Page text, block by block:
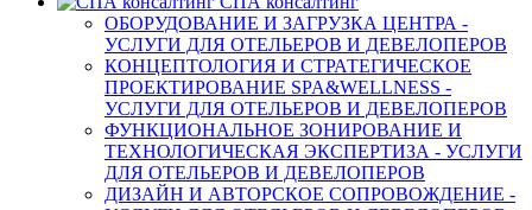
ОБОРУДОВАНИЕ И ЗАГРУЗКА ЦЕНТРА -
УСЛУГИ ДЛЯ ОТЕЛЬЕРОВ И ДЕВЕЛОПЕРОВ
КОНЦЕПТОЛОГИЯ И СТРАТЕГИЧЕСКОЕ
ПРОЕКТИРОВАНИЕ SPA&WELLNESS -
УСЛУГИ ДЛЯ ОТЕЛЬЕРОВ И ДЕВЕЛОПЕРОВ
ФУНКЦИОНАЛЬНОЕ ЗОНИРОВАНИЕ И
ТЕХНОЛОГИЧЕСКАЯ ЭКСПЕРТИЗА - УСЛУГИ
ДЛЯ ОТЕЛЬЕРОВ И ДЕВЕЛОПЕРОВ
ДИЗАЙН И АВТОРСКОЕ СОПРОВОЖДЕНИЕ -